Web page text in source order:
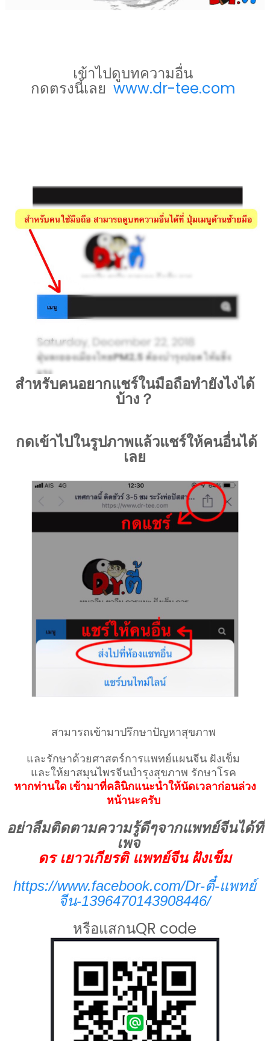
เข้าไปดูบทความอื่น
กดตรงนี้เลย www.dr-tee.com
สำหรับคนอยากแชร์ในมือถือทำยังไงได้
บ้าง？
กดเข้าไปในรูปภาพแล้วแชร์ให้คนอื่นได้
เลย
สามารถเข้ามาปรึกษาปัญหาสุขภาพ
และรักษาด้วยศาสตร์การแพทย์แผนจีน ฝังเข็ม
และให้ยาสมุนไพรจีนบำรุงสุขภาพ รักษาโรค
หากท่านใด เข้ามาที่คลินิกแนะนำให้นัดเวลาก่อนล่วง
หน้านะครับ
อย่าลืมติดตามความรู้ดีๆจากแพทย์จีนได้ที่
เพจ
ดร เยาวเกียรติ แพทย์จีน ฝังเข็ม
https://www.facebook.com/Dr-ตี๋-แพทย์
จีน-1396470143908446/
หรือแสกนQR code